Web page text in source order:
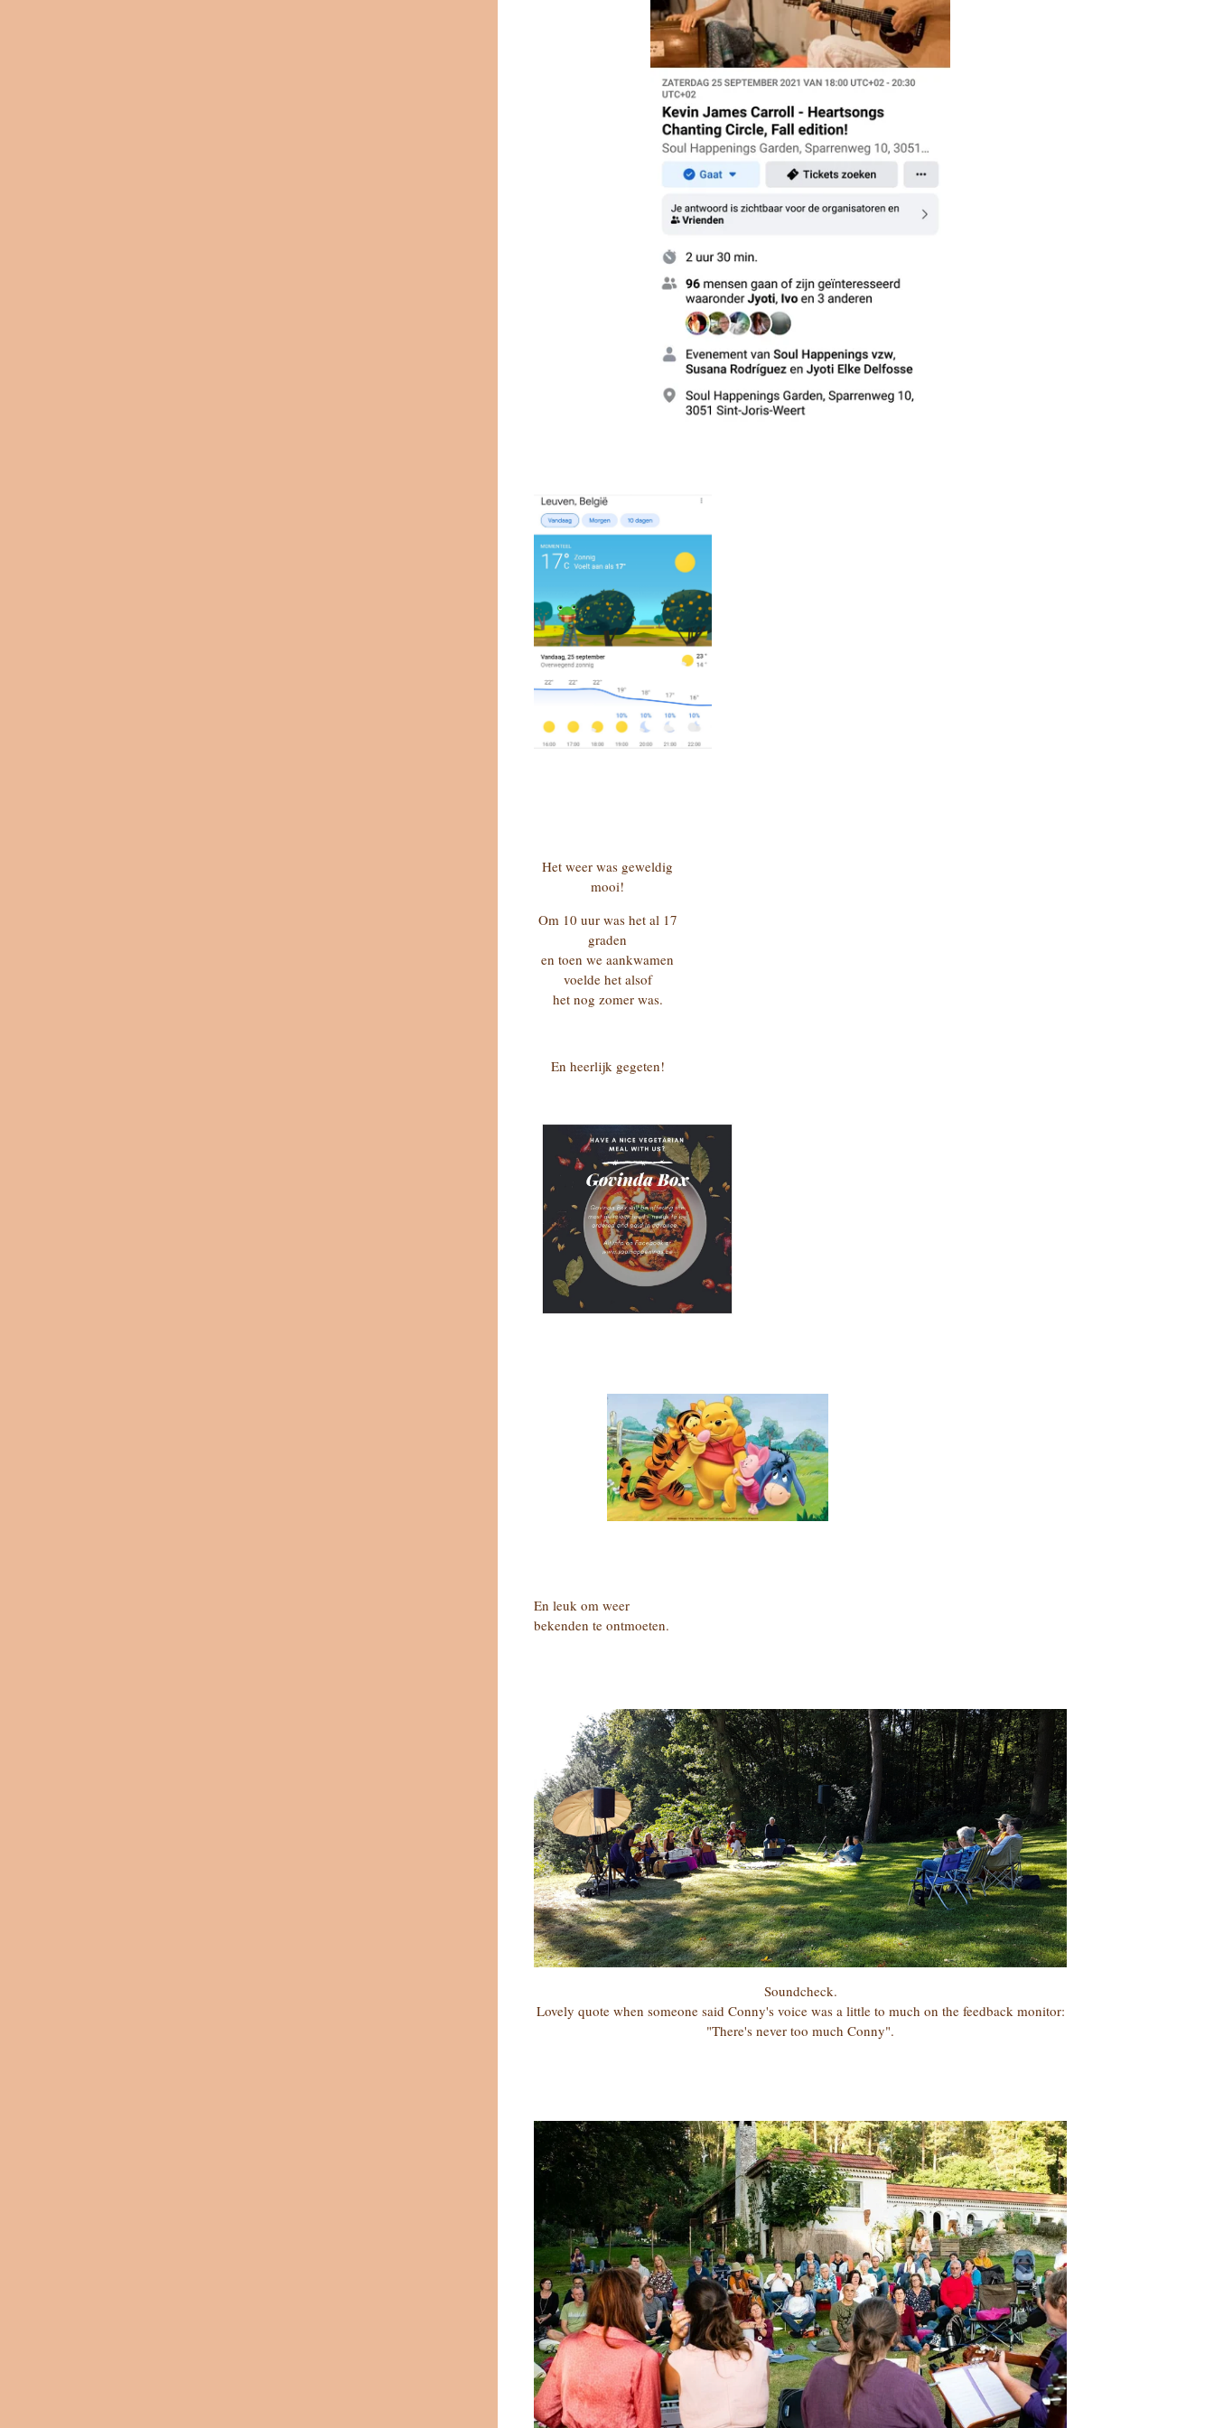
Het weer was geweldig
mooi!
Om 10 uur was het al 17
graden
en toen we aankwamen
voelde het alsof
het nog zomer was.
En heerlijk gegeten!
En leuk om weer
bekenden te ontmoeten.
Soundcheck.
Lovely quote when someone said Conny's voice was a little to much on the feedback monitor:
"There's never too much Conny".